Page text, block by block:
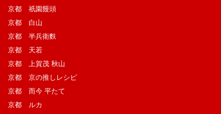
京都 祇園饅頭
京都 白山
京都 半兵衛麩
京都 天若
京都 上賀茂 秋山
京都 京の推しレシピ
京都 而今 平たて
京都 ルカ